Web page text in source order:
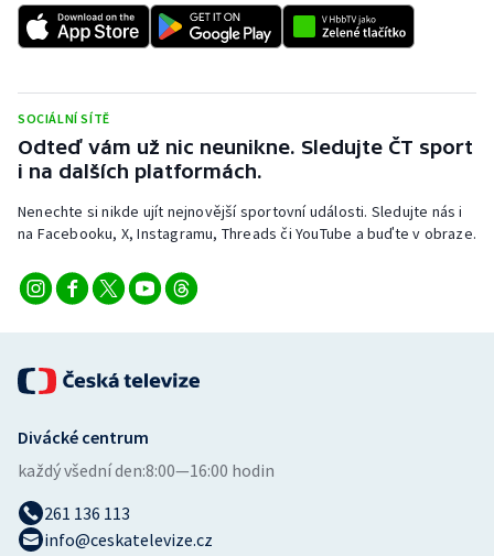
Sportovní střelba
Triatlon
Vodní slalom
Volejbal
SOCIÁLNÍ SÍTĚ
Odteď vám už nic neunikne. Sledujte ČT sport
i na dalších platformách.
Nenechte si nikde ujít nejnovější sportovní události. Sledujte nás i
na Facebooku, X, Instagramu, Threads či YouTube a buďte v obraze.
Divácké centrum
každý všední den:8:00—16:00 hodin
261 136 113
info@ceskatelevize.cz